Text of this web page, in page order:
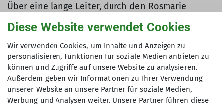
Über eine lange Leiter, durch den Rosmarie
den Edelgries Gletscher. 2015 wurde von uns
dieser Gletscher noch mit Grödeln überquert,
diesmal musste man sich an einem Seil über
Blockgelände zum Rest, einem mickrigen
Schneefeld, hinunterhangeln.
Gemütliche Brotzeit an der Edelgrieshöhe
Diese Website verwendet Cookies
Wir verwenden Cookies, um Inhalte und Anzeigen zu
personalisieren, Funktionen für soziale Medien anbieten zu
können und Zugriffe auf unsere Website zu analysieren.
Außerdem geben wir Informationen zu Ihrer Verwendung
unserer Website an unsere Partner für soziale Medien,
Werbung und Analysen weiter. Unsere Partner führen diese